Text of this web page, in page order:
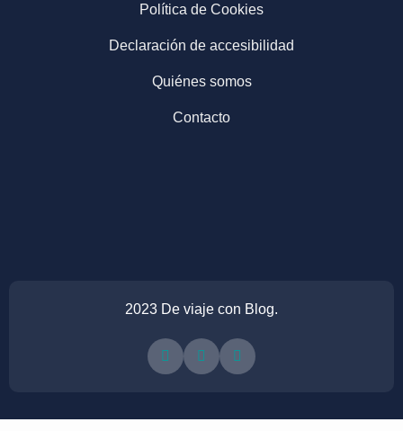
Política de Cookies
Declaración de accesibilidad
Quiénes somos
Contacto
2023 De viaje con Blog.